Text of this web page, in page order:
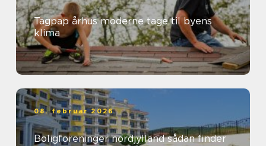
Tagpap århus moderne tage til byens
klima
08. februar 2026
Boligforeninger nordjylland sådan finder